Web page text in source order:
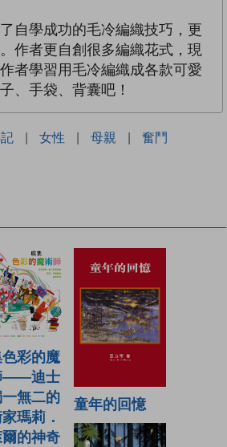
自學成功的毛冷編織技巧，更
作者更自創很多編織花式，現
者學習用毛冷編織成各款可愛
、手袋、背囊吧！
| 女性 | 母親 | 奮鬥
彩的魔
——迪士
無二的
瑪莉．
的神奇
童年的回憶